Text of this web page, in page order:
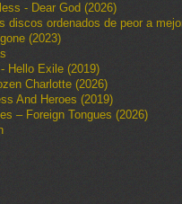
- Dear God (2026)
discos ordenados de peor a
(2023)
Hello Exile (2019)
Charlotte (2026)
And Heroes (2019)
– Foreign Tongues (2026)